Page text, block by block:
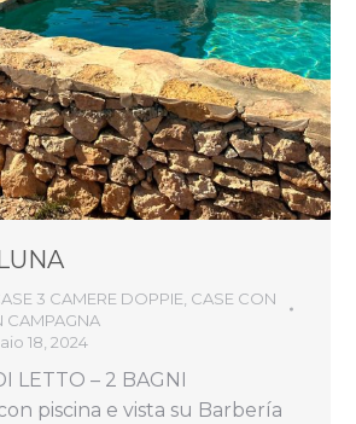
3 CAMERE DOPPIE, CASE CON
CAMPAGNA
18, 2024
LETTO – 2 BAGNI
piscina e vista su Barbería